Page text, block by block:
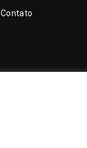
Contato